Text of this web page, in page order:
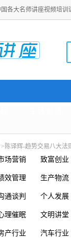
各大名师讲座视频培
>陈译辉-趋势交易八大法
场营销 致富创业
效管理 生产物流
通谈判 个人发展
理催眠 文明讲堂
产行业 汽车行业